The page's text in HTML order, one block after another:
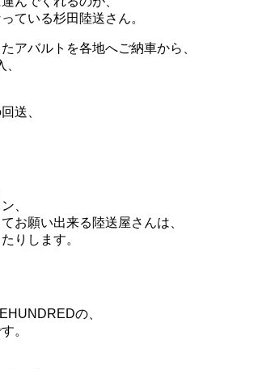
ている杉田陸送さん。
アバルトを各地へご納車から、
送、
、
お願い出来る陸送屋さんは、
りします。
の、
。